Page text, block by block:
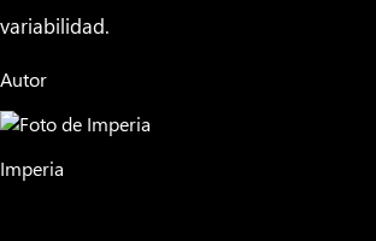
variabilidad.
Autor
Imperia